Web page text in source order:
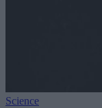
Science